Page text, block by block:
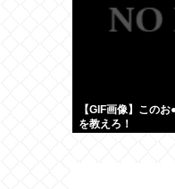
【GIF画像】この
を教えろ！